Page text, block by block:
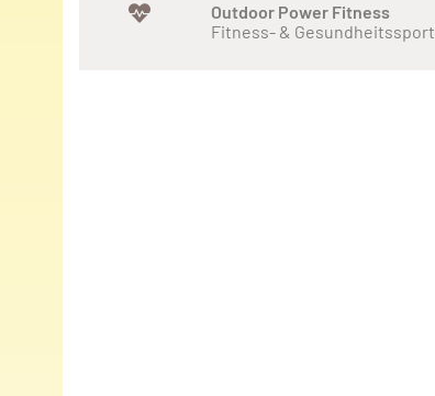
Outdoor Power Fitness
Fitness- & Gesundheitssport